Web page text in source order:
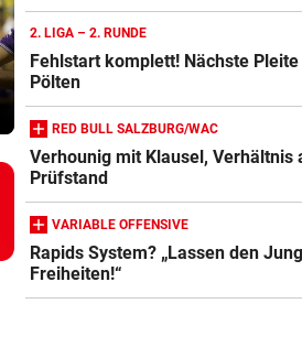
Steirer (68) hatte
zehn Kilogramm
Kokain im Koffer
Sager
gegen
2. LIGA – 2. RUNDE
Fehlstart komplett! Nächste
Pölten
RED BULL SALZBURG/WAC
Verhounig mit Klausel, Verhältnis
Prüfstand
VARIABLE OFFENSIVE
Rapids System? „Lassen den
Freiheiten!“